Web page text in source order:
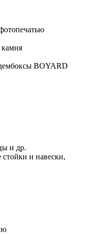
камня
BOYARD
и др.
и навески,